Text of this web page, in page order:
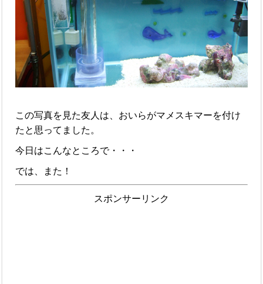
この写真を見た友人は、おいらがマメスキマーを付け
たと思ってました。
今日はこんなところで・・・
では、また！
スポンサーリンク